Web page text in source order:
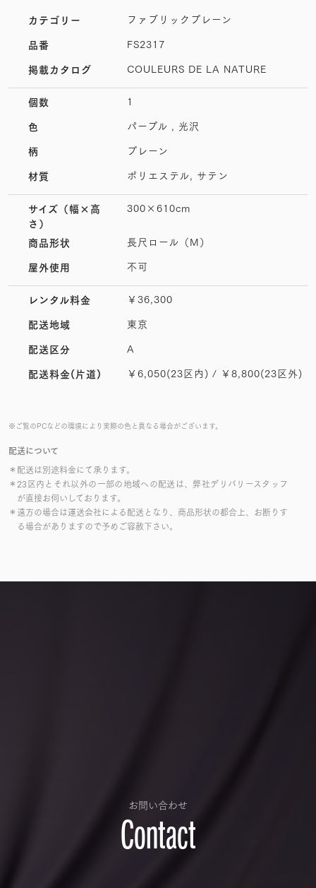
※ご覧のPCなどの環境により実際の色と異なる場合がございます。
配送について
＊配送は別途料金にて承ります。
＊23区内とそれ以外の一部の地域への配送は、弊社デリバリースタッフ
が直接お伺いしております。
＊遠方の場合は運送会社による配送となり、商品形状の都合上、お断りす
る場合がありますので予めご容赦下さい。
カテゴリー ファブリックプレーン
品番 FS2317
掲載カタログ COULEURS DE LA NATURE
個数 1
色 パープル , 光沢
柄 プレーン
材質 ポリエステル, サテン
サイズ （幅×高
さ）
300×610cm
商品形状 長尺ロール（M）
屋外使用 不可
レンタル料金 ￥36,300
配送地域 東京
配送区分 A
配送料金(片道) ￥6,050(23区内) / ￥8,800(23区外)
お問い合わせ
Contact